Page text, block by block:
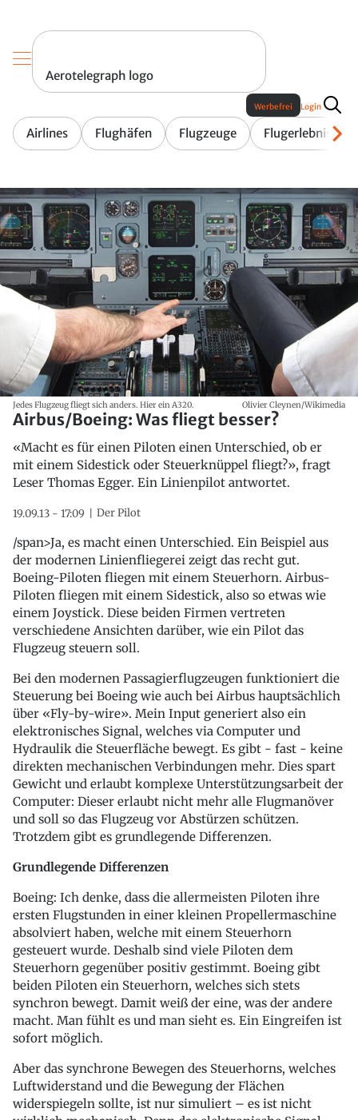
Aerotelegraph logo
Airlines Flughäfen Flugzeuge Flugerlebnis
Werbefrei Login
Jedes Flugzeug fliegt sich anders. Hier ein A320. Olivier Cleynen/Wikimedia
Airbus/Boeing: Was fliegt besser?
«Macht es für einen Piloten einen Unterschied, ob er
mit einem Sidestick oder Steuerknüppel fliegt?», fragt
Leser Thomas Egger. Ein Linienpilot antwortet.
19.09.13 - 17:09 Der Pilot
/span>Ja, es macht einen Unterschied. Ein Beispiel aus
der modernen Linienfliegerei zeigt das recht gut.
Boeing-Piloten fliegen mit einem Steuerhorn. Airbus-
Piloten fliegen mit einem Sidestick, also so etwas wie
einem Joystick. Diese beiden Firmen vertreten
verschiedene Ansichten darüber, wie ein Pilot das
Flugzeug steuern soll.
Bei den modernen Passagierflugzeugen funktioniert die
Steuerung bei Boeing wie auch bei Airbus hauptsächlich
über «Fly-by-wire». Mein Input generiert also ein
elektronisches Signal, welches via Computer und
Hydraulik die Steuerfläche bewegt. Es gibt - fast - keine
direkten mechanischen Verbindungen mehr. Dies spart
Gewicht und erlaubt komplexe Unterstützungsarbeit der
Computer: Dieser erlaubt nicht mehr alle Flugmanöver
und soll so das Flugzeug vor Abstürzen schützen.
Trotzdem gibt es grundlegende Differenzen.
Grundlegende Differenzen
Boeing: Ich denke, dass die allermeisten Piloten ihre
ersten Flugstunden in einer kleinen Propellermaschine
absolviert haben, welche mit einem Steuerhorn
gesteuert wurde. Deshalb sind viele Piloten dem
Steuerhorn gegenüber positiv gestimmt. Boeing gibt
beiden Piloten ein Steuerhorn, welches sich stets
synchron bewegt. Damit weiß der eine, was der andere
macht. Man fühlt es und man sieht es. Ein Eingreifen ist
sofort möglich.
Aber das synchrone Bewegen des Steuerhorns, welches
Luftwiderstand und die Bewegung der Flächen
widerspiegeln sollte, ist nur simuliert – es ist nicht